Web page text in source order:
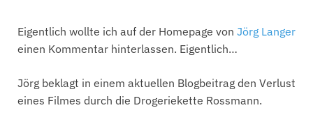
Eigentlich wollte ich auf der Homepage von Jörg Langer
einen Kommentar hinterlassen. Eigentlich…
Jörg beklagt in einem aktuellen Blogbeitrag den Verlust
eines Filmes durch die Drogeriekette Rossmann.